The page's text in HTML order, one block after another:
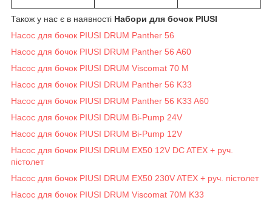
Також у нас є в наявності Набори для бочок PIUSI
Насос для бочок PIUSI DRUM Panther 56
Насос для бочок PIUSI DRUM Panther 56 A60
Насос для бочок PIUSI DRUM Viscomat 70 M
Насос для бочок PIUSI DRUM Panther 56 K33
Насос для бочок PIUSI DRUM Panther 56 K33 A60
Насос для бочок PIUSI DRUM Bi-Pump 24V
Насос для бочок PIUSI DRUM Bi-Pump 12V
Насос для бочок PIUSI DRUM EX50 12V DC ATEX + руч.
пістолет
Насос для бочок PIUSI DRUM EX50 230V ATEX + руч. пістолет
Насос для бочок PIUSI DRUM Viscomat 70M K33